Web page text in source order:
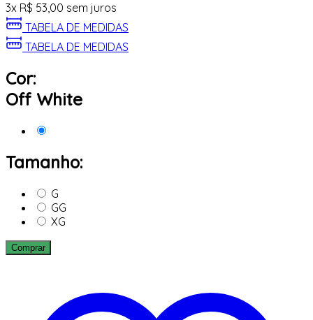
3x R$ 53,00 sem juros
TABELA DE MEDIDAS
TABELA DE MEDIDAS
Cor:
Off White
Tamanho:
G
GG
XG
Comprar